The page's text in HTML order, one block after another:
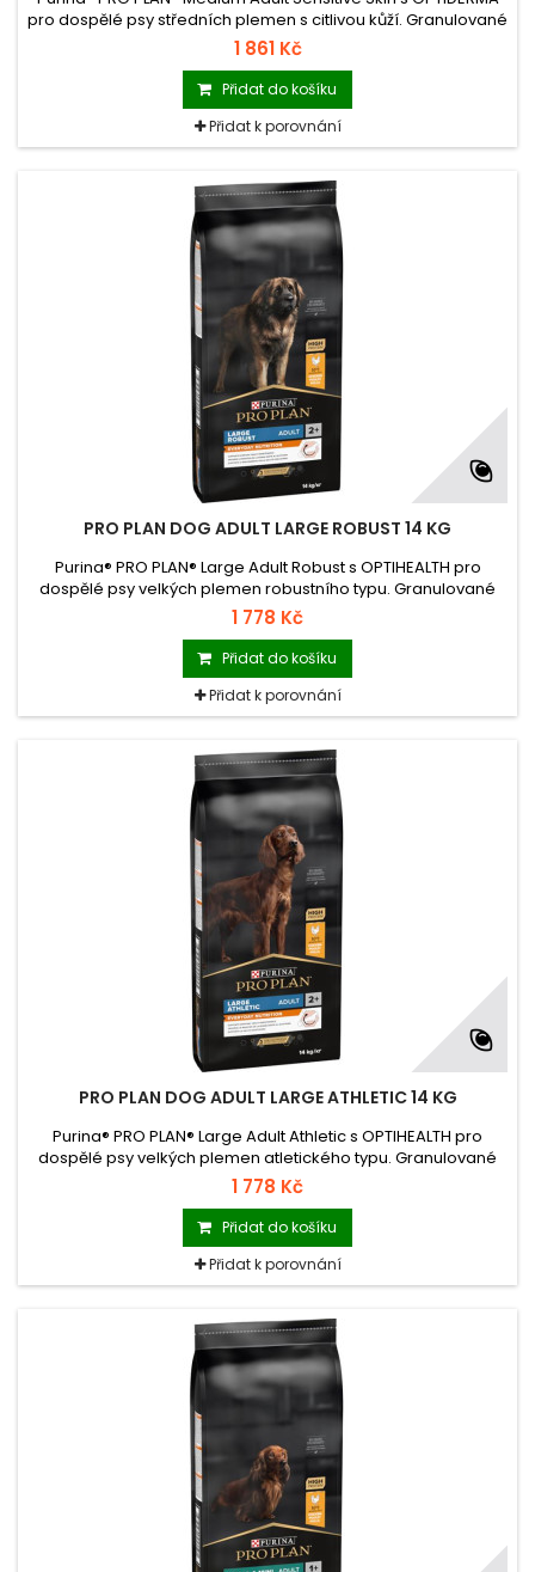
pro dospělé psy středních plemen s citlivou kůží. Granulované
krmivo s vysokým obsahem lososa.
1 861 Kč
Přidat do košíku
Přidat k porovnání
PRO PLAN DOG ADULT LARGE ROBUST 14 KG
Purina® PRO PLAN® Large Adult Robust s OPTIHEALTH pro
dospělé psy velkých plemen robustního typu. Granulované
krmivo s vysokým podílem kuřete.
1 778 Kč
Přidat do košíku
Přidat k porovnání
PRO PLAN DOG ADULT LARGE ATHLETIC 14 KG
Purina® PRO PLAN® Large Adult Athletic s OPTIHEALTH pro
dospělé psy velkých plemen atletického typu. Granulované
krmivo s vysokým podílem kuřete.
1 778 Kč
Přidat do košíku
Přidat k porovnání